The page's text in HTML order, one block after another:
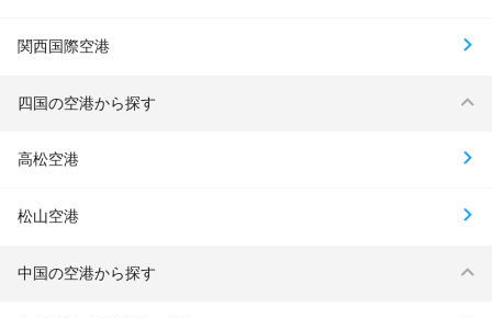
関西国際空港
四国の空港から探す
高松空港
松山空港
中国の空港から探す